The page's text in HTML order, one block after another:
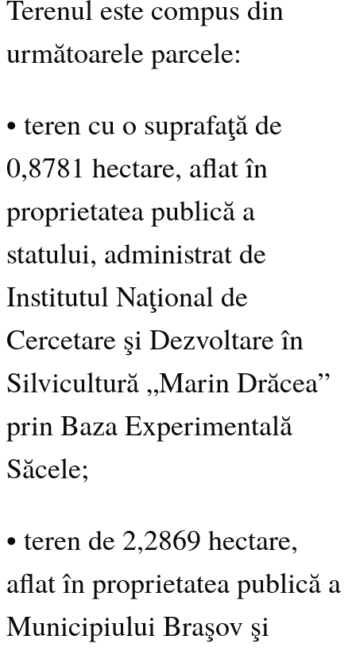
Terenul este compus din
următoarele parcele:
• teren cu o suprafaţă de
0,8781 hectare, aflat în
proprietatea publică a
statului, administrat de
Institutul Naţional de
Cercetare şi Dezvoltare în
Silvicultură „Marin Drăcea”
prin Baza Experimentală
Săcele;
• teren de 2,2869 hectare,
aflat în proprietatea publică a
Municipiului Braşov şi